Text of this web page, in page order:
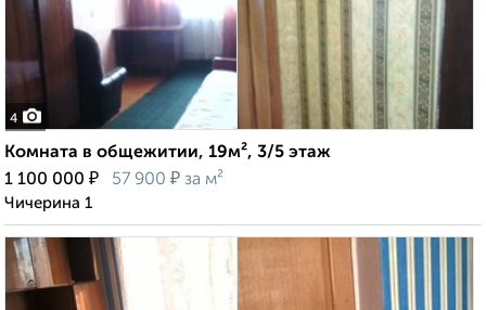
4
Комната в общежитии, 19м², 3/5 этаж
1 100 000 ₽ 57 900 ₽ за м²
Чичерина 1